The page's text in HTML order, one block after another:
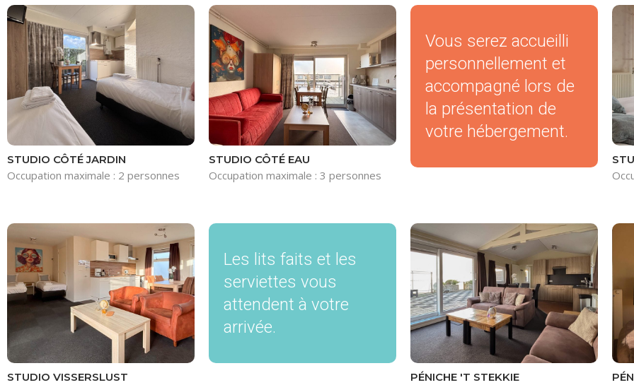
STUDIO CÔTÉ JARDIN
Occupation maximale : 2 personnes
STUDIO CÔTÉ EAU
Occupation maximale : 3 personnes
Vous serez accueilli
personnellement et
accompagné lors de
la présentation de
votre hébergement.
STUDIO VISSERSLUST
Les lits faits et les
serviettes vous
attendent à votre
arrivée.
PÉNICHE 'T STEKKIE